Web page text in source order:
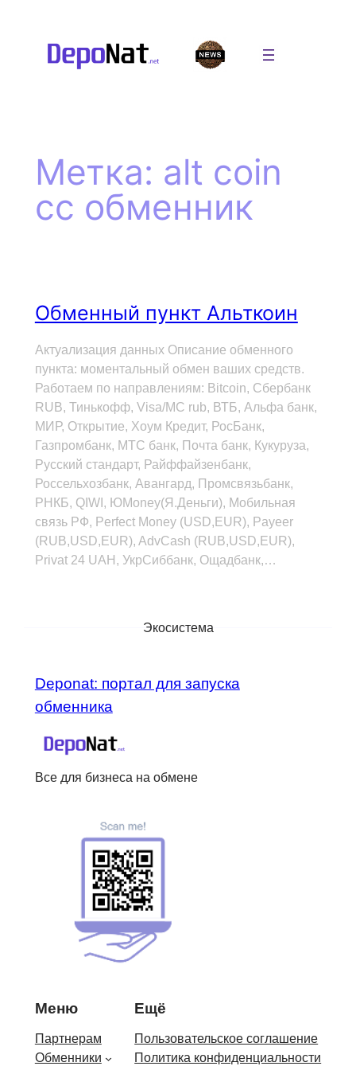
содержимому
Метка: alt coin
cc обменник
Обменный пункт Альткоин
Актуализация данных Описание обменного
пункта: моментальный обмен ваших средств.
Работаем по направлениям: Bitcoin, Сбербанк
RUB, Тинькофф, Visa/MC rub, ВТБ, Альфа банк,
МИР, Открытие, Хоум Кредит, РосБанк,
Газпромбанк, МТС банк, Почта банк, Кукуруза,
Русский стандарт, Райффайзенбанк,
Россельхозбанк, Авангард, Промсвязьбанк,
РНКБ, QIWI, ЮMoney(Я.Деньги), Мобильная
связь РФ, Perfect Money (USD,EUR), Payeer
(RUB,USD,EUR), AdvCash (RUB,USD,EUR),
Privat 24 UAH, УкрСиббанк, Ощадбанк,…
Экосистема
Deponat: портал для запуска
обменника
Все для бизнеса на обмене
Меню
Партнерам
Обменники
Ещё
Пользовательское соглашение
Политика конфиденциальности